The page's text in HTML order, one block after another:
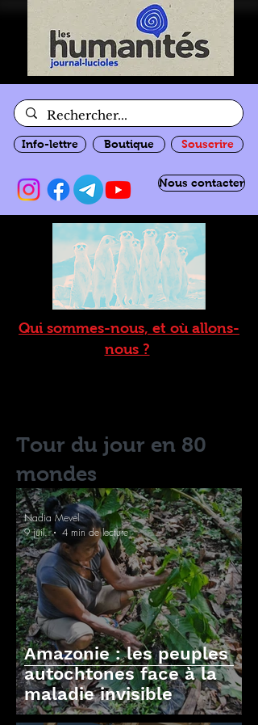
Info-lettre Boutique Souscrire
Nous contacter
Qui sommes-nous, et où allons-
nous ?
Tour du jour en 80
mondes
Amazonie : les peuples
autochtones face à la
maladie invisible
Nadia Mevel
9 juil.
4 min de lecture